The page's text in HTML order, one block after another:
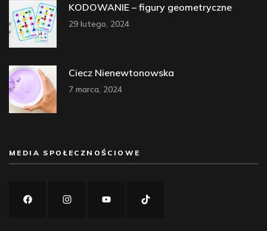
KODOWANIE – figury geometryczne
29 lutego, 2024
Ciecz Nienewtonowska
7 marca, 2024
MEDIA SPOŁECZNOŚCIOWE